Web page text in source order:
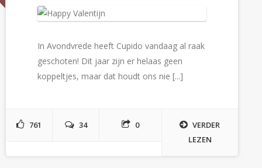
In Avondvrede heeft Cupido vandaag al raak
geschoten! Dit jaar zijn er helaas geen
koppeltjes, maar dat houdt ons nie [...]
761 34 0
VERDER
LEZEN